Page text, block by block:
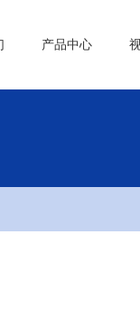
产品中心